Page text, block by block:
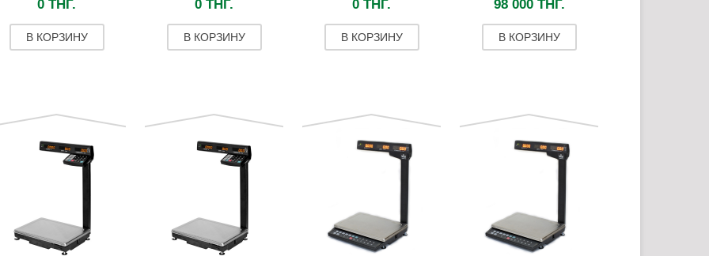
0 ТНГ.
В КОРЗИНУ
0 ТНГ.
В КОРЗИНУ
0 ТНГ.
В КОРЗИНУ
98 000 ТНГ.
В КОРЗИНУ